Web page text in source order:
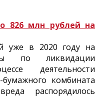
826 млн рублей на
уже в 2020 году на
по ликвидации
деятельности
бумажного комбината
распорядилось